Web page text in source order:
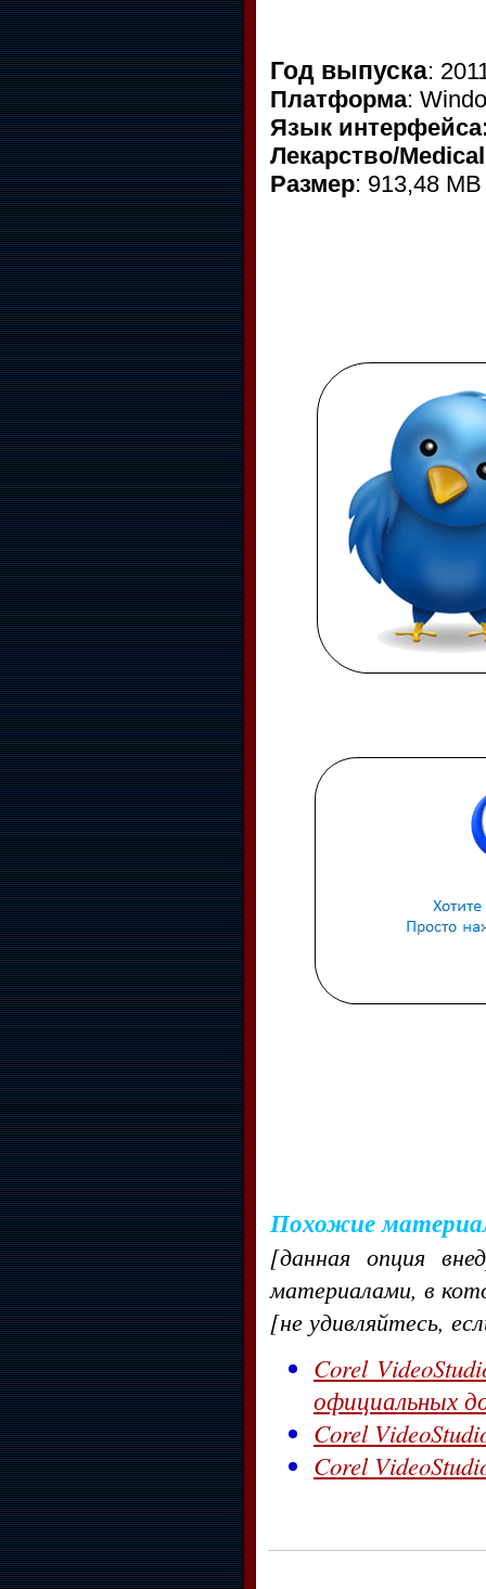
Год выпуска:
Платформа:
Язык
Лекарство/
Размер: 913,48 MB
Похожие
[данная опция
материалами, в
[не удивляйтесь,
Corel
официальных
Corel
Corel